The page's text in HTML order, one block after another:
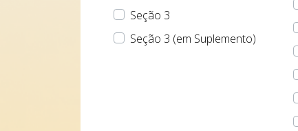
Seção 3
Seção 3 (em Suplemento)